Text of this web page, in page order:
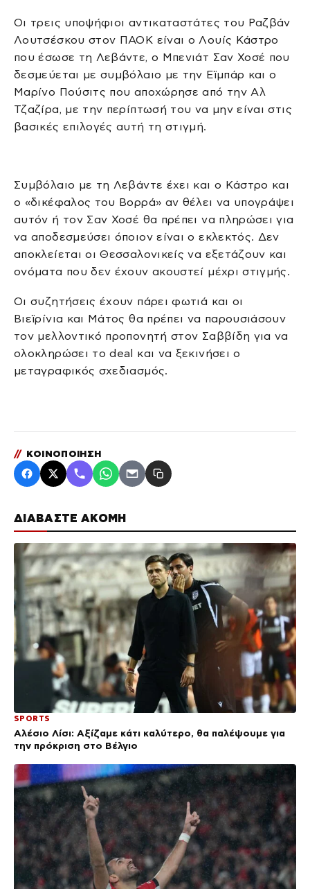
ΔΙΑΒΑΣΤΕ ΑΚΟΜΗ
SPORTS
Αλέσιο Λίσι: Αξίζαμε κάτι καλύτερο, θα παλέψουμε για
την πρόκριση στο Βέλγιο
Οι τρεις υποψήφιοι αντικαταστάτες του Ραζβάν
Λουτσέσκου στον ΠΑΟΚ είναι ο Λουίς Κάστρο
που έσωσε τη Λεβάντε, ο Μπενιάτ Σαν Χοσέ που
δεσμεύεται με συμβόλαιο με την Εϊμπάρ και ο
Μαρίνο Πούσιτς που αποχώρησε από την Αλ
Τζαζίρα, με την περίπτωσή του να μην είναι στις
βασικές επιλογές αυτή τη στιγμή.
Συμβόλαιο με τη Λεβάντε έχει και ο Κάστρο και
ο «δικέφαλος του Βορρά» αν θέλει να υπογράψει
αυτόν ή τον Σαν Χοσέ θα πρέπει να πληρώσει για
να αποδεσμεύσει όποιον είναι ο εκλεκτός. Δεν
αποκλείεται οι Θεσσαλονικείς να εξετάζουν και
ονόματα που δεν έχουν ακουστεί μέχρι στιγμής.
Οι συζητήσεις έχουν πάρει φωτιά και οι
Βιεϊρίνια και Μάτος θα πρέπει να παρουσιάσουν
τον μελλοντικό προπονητή στον Σαββίδη για να
ολοκληρώσει το deal και να ξεκινήσει ο
μεταγραφικός σχεδιασμός.
// ΚΟΙΝΟΠΟΙΗΣΗ